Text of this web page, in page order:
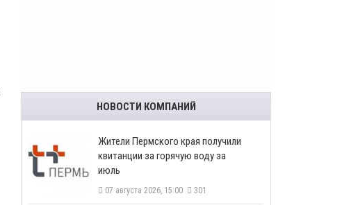
НОВОСТИ КОМПАНИЙ
​Жители Пермского края получили
квитанции за горячую воду за
июль
07 августа 2026, 15:00 301